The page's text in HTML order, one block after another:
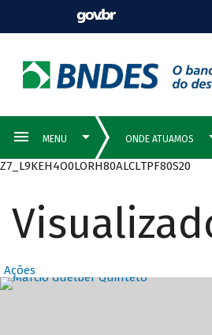
Z7_L9KEH4O0LORH80ALCLTPF80S20
Ações